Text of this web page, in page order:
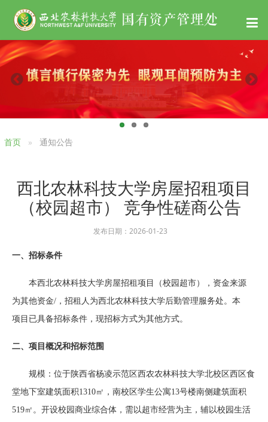
首页 通知公告
西北农林科技大学房屋招租项目
（校园超市） 竞争性磋商公告
发布日期：2026-01-23
一、招标条件
本西北农林科技大学房屋招租项目（校园超市）
，资金来源
为其他资金/，招租人为西北农林科技大学后勤管理服务处。本
项目已具备招标条件，现招标方式为其他方式。
二、项目概况和招标范围
规模：位于陕西省杨凌示范区西农农林科技大学北校区西区食
堂地下室建筑面积1310㎡，南校区学生公寓13号楼南侧建筑面积
519㎡。开设校园商业综合体，需以超市经营为主，辅以校园生活